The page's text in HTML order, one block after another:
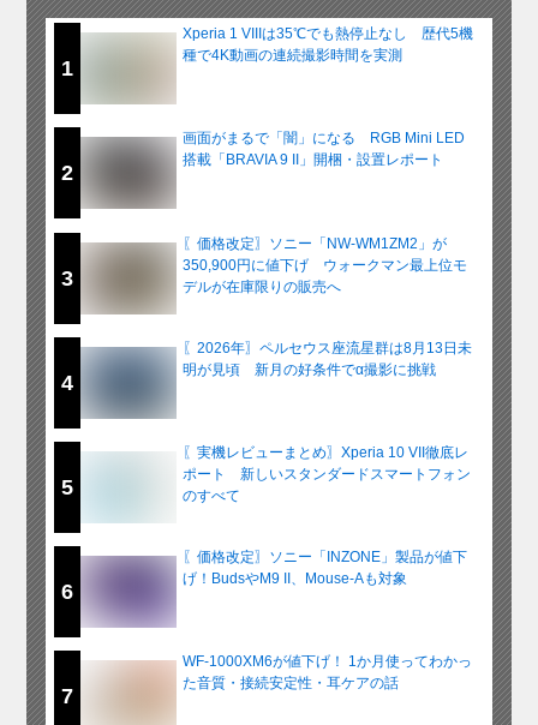
1
Xperia 1 VIIIは35℃でも熱停止なし 歴代5機
種で4K動画の連続撮影時間を実測
2
画面がまるで「闇」になる RGB Mini LED
搭載「BRAVIA 9 II」開梱・設置レポート
3
〖価格改定〗ソニー「NW-WM1ZM2」が
350,900円に値下げ ウォークマン最上位モ
デルが在庫限りの販売へ
4
〖2026年〗ペルセウス座流星群は8月13日未
明が見頃 新月の好条件でα撮影に挑戦
5
〖実機レビューまとめ〗Xperia 10 VII徹底レ
ポート 新しいスタンダードスマートフォン
のすべて
6
〖価格改定〗ソニー「INZONE」製品が値下
げ！BudsやM9 II、Mouse-Aも対象
7
WF-1000XM6が値下げ！ 1か月使ってわかっ
た音質・接続安定性・耳ケアの話